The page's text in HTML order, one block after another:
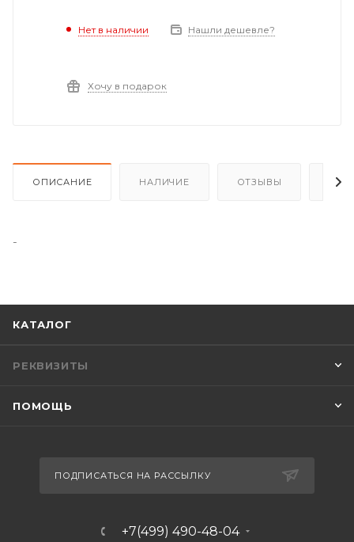
Нет в наличии Нашли дешевле?
Хочу в подарок
ОПИСАНИЕ НАЛИЧИЕ ОТЗЫВЫ
-
КАТАЛОГ
РЕКВИЗИТЫ
ПОМОЩЬ
ПОДПИСАТЬСЯ НА РАССЫЛКУ
+7(499) 490-48-04